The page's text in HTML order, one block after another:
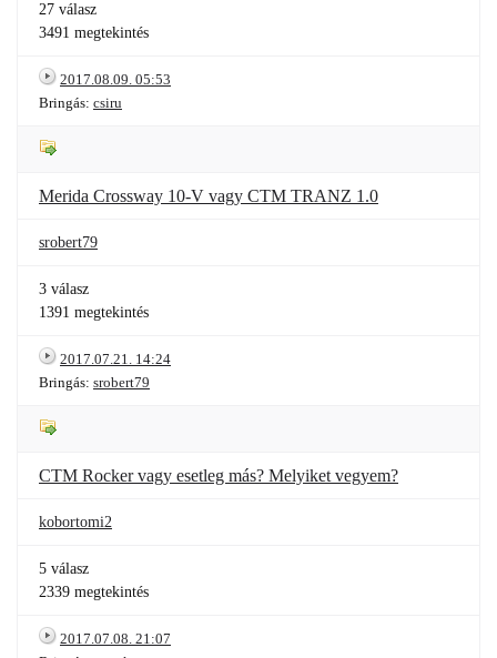
27 válasz
3491 megtekintés
2017.08.09. 05:53
Bringás: csiru
Merida Crossway 10-V vagy CTM TRANZ 1.0
srobert79
3 válasz
1391 megtekintés
2017.07.21. 14:24
Bringás: srobert79
CTM Rocker vagy esetleg más? Melyiket vegyem?
kobortomi2
5 válasz
2339 megtekintés
2017.07.08. 21:07